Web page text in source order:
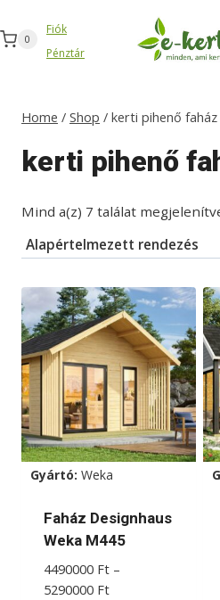
to
content
0
Fiók
Pénztár
Home / Shop / kerti pihenő faház
kerti pihenő
Mind a(z) 7 találat
Gyártó: Weka
Faház Designhaus
Weka M445
4490000 Ft –
5290000 FtÁrtartomány: